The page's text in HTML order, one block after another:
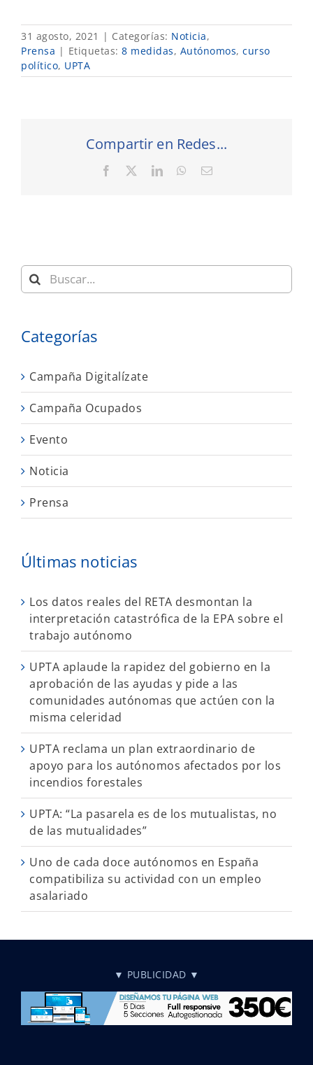
31 agosto, 2021 | Categorías: Noticia,
Prensa | Etiquetas: 8 medidas, Autónomos, curso
político, UPTA
Compartir en Redes...
Facebook LinkedInWhatsApp
Correo
Buscar:
Categorías
Campaña Digitalízate
Campaña Ocupados
Evento
Noticia
Prensa
Últimas noticias
Los datos reales del RETA desmontan la
interpretación catastrófica de la EPA sobre el
trabajo autónomo
UPTA aplaude la rapidez del gobierno en la
aprobación de las ayudas y pide a las
comunidades autónomas que actúen con la
misma celeridad
UPTA reclama un plan extraordinario de
apoyo para los autónomos afectados por los
incendios forestales
UPTA: “La pasarela es de los mutualistas, no
de las mutualidades”
Uno de cada doce autónomos en España
compatibiliza su actividad con un empleo
asalariado
▼ PUBLICIDAD ▼